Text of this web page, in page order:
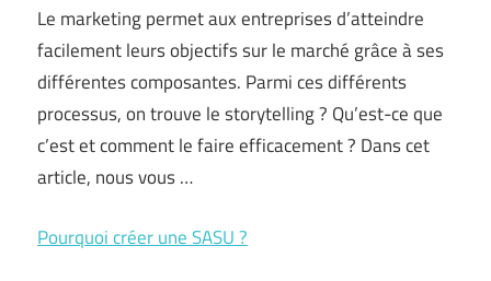
Le marketing permet aux entreprises d’atteindre
facilement leurs objectifs sur le marché grâce à ses
différentes composantes. Parmi ces différents
processus, on trouve le storytelling ? Qu’est-ce que
c’est et comment le faire efficacement ? Dans cet
article, nous vous …
Pourquoi créer une SASU ?